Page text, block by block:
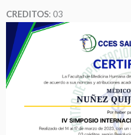
CREDITOS: 03